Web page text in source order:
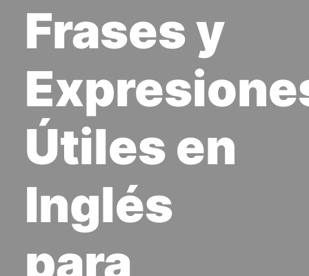
Frases y
Útiles en
Inglés
para